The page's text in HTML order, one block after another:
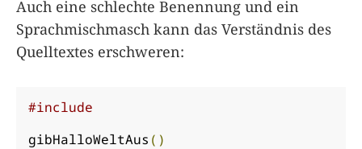
Auch eine schlechte Benennung und ein
Sprachmischmasch kann das Verständnis des
Quelltextes erschweren:
#include
gibHalloWeltAus ()